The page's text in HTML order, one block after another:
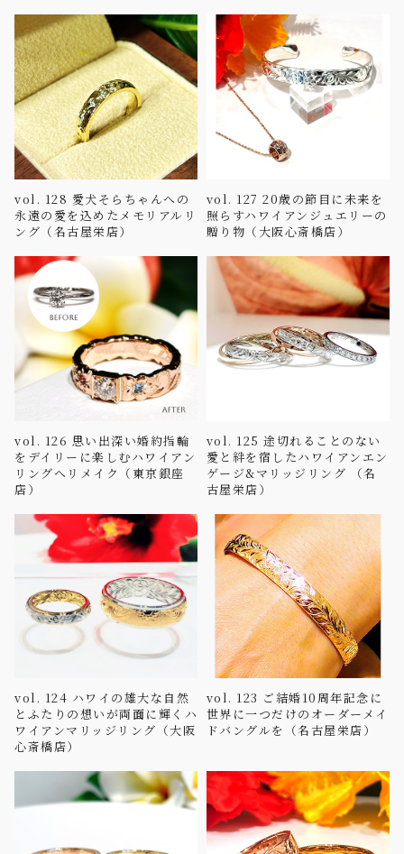
vol. 128 愛犬そらちゃんへの
永遠の愛を込めたメモリアルリ
ング（名古屋栄店）
vol. 127 20歳の節目に未来を
照らすハワイアンジュエリーの
贈り物（大阪心斎橋店）
vol. 126 思い出深い婚約指輪
をデイリーに楽しむハワイアン
リングへリメイク（東京銀座
店）
vol. 125 途切れることのない
愛と絆を宿したハワイアンエン
ゲージ&マリッジリング （名
古屋栄店）
vol. 124 ハワイの雄大な自然
とふたりの想いが両面に輝くハ
ワイアンマリッジリング（大阪
心斎橋店）
vol. 123 ご結婚10周年記念に
世界に一つだけのオーダーメイ
ドバングルを（名古屋栄店）